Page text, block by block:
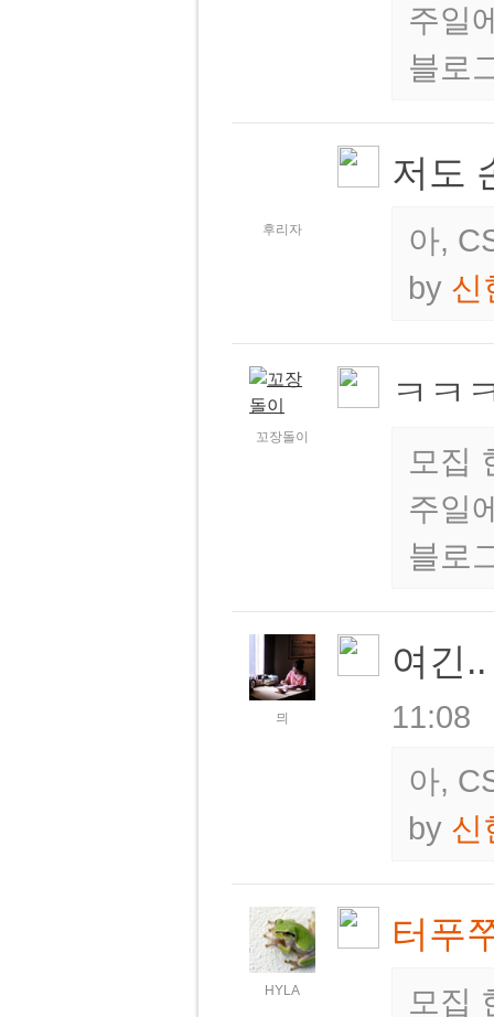
주일
블로
후리자
저도
아,
by 신
꼬장돌이
ㅋㅋ
모집
주일
블로
믜
여긴
11:08
아,
by 신
HYLA
터푸
모집